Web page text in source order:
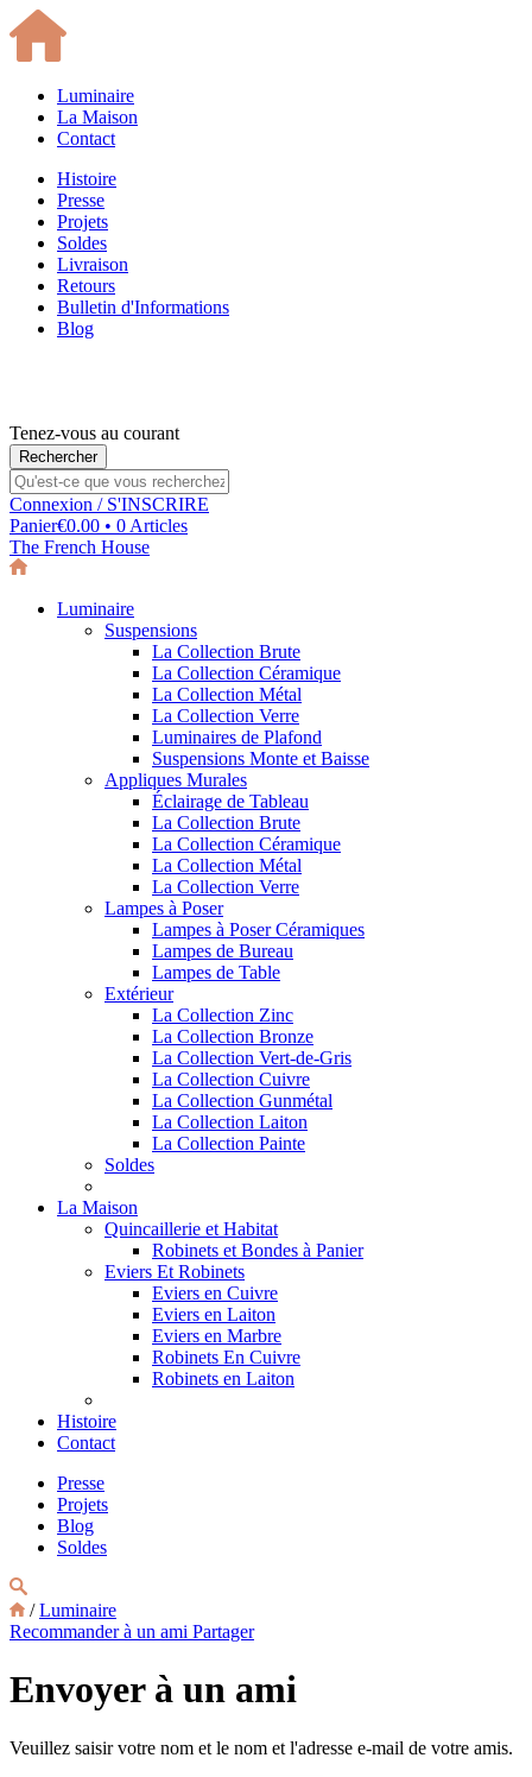
Luminaire
La Maison
Contact
Histoire
Presse
Projets
Soldes
Livraison
Retours
Bulletin d'Informations
Blog
Tenez-vous au courant
Connexion / S'INSCRIRE
Panier€0.00 • 0 Articles
The French House
Luminaire
Suspensions
La Collection Brute
La Collection Céramique
La Collection Métal
La Collection Verre
Luminaires de Plafond
Suspensions Monte et Baisse
Appliques Murales
Éclairage de Tableau
La Collection Brute
La Collection Céramique
La Collection Métal
La Collection Verre
Lampes à Poser
Lampes à Poser Céramiques
Lampes de Bureau
Lampes de Table
Extérieur
La Collection Zinc
La Collection Bronze
La Collection Vert-de-Gris
La Collection Cuivre
La Collection Gunmétal
La Collection Laiton
La Collection Painte
Soldes
La Maison
Quincaillerie et Habitat
Robinets et Bondes à Panier
Eviers Et Robinets
Eviers en Cuivre
Eviers en Laiton
Eviers en Marbre
Robinets En Cuivre
Robinets en Laiton
Histoire
Contact
Presse
Projets
Blog
Soldes
/Luminaire
Recommander à un ami Partager
Envoyer à un ami
Veuillez saisir votre nom et le nom et l'adresse e-mail de votre amis.